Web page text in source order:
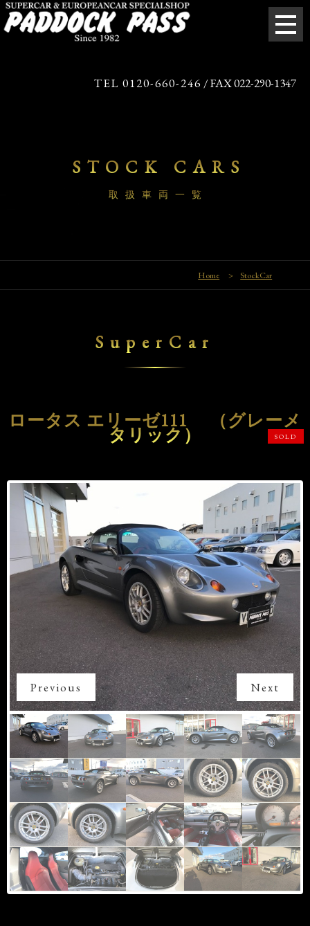
TEL 0120-660-246 / FAX 022-290-1347
STOCK CARS
取扱車両一覧
Home > StockCar
SuperCar
ロータス エリーゼ111 （グレーメ
タリック） SOLD
Previous Next